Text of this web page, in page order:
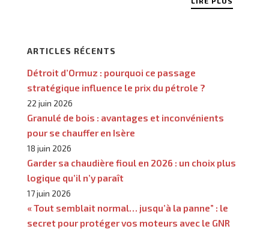
ARTICLES RÉCENTS
Détroit d’Ormuz : pourquoi ce passage
stratégique influence le prix du pétrole ?
22 juin 2026
Granulé de bois : avantages et inconvénients
pour se chauffer en Isère
18 juin 2026
Garder sa chaudière fioul en 2026 : un choix plus
logique qu’il n’y paraît
17 juin 2026
« Tout semblait normal… jusqu’à la panne” : le
secret pour protéger vos moteurs avec le GNR